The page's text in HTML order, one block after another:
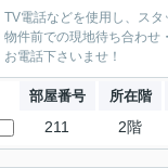
TV電話などを使用し、ス
物件前での現地待ち合わせ
お電話下さいませ！
部屋番号 所在階
211 2階